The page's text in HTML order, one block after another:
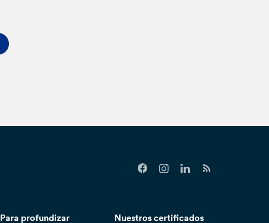
Para profundizar Nuestros certificados